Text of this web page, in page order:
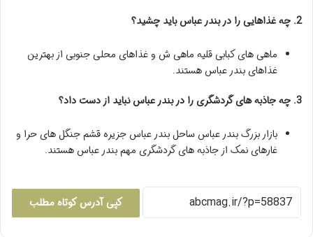
2. چه غذاهایی را در بندر عباس باید چشید؟
ماهی های کبابی قلیه ماهی ش و غذاهای محلی جنوبی از بهترین
غذاهای بندر عباس هستند.
3. چه جاذبه های گردشگری را در بندر عباس نباید از دست داد؟
بازار بزرگ بندر عباس ساحل بندر عباس جزیره قشم جنگل های حرا و
غارهای نمک از جاذبه های گردشگری مهم بندر عباس هستند.
کپی آدرس کوتاه مطلب